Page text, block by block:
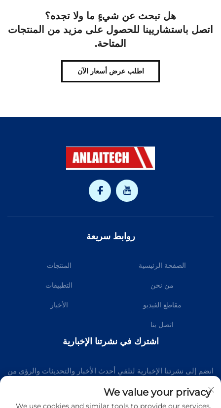
هل تبحث عن شيءٍ ما ولا تجده؟
اتصل باستشاريينا للحصول على مزيد من المنتجات
المتاحة.
اطلب عرض أسعار الآن
روابط سريعة
الصفحة الرئيسية المنتجات
من نحن التطبيقات
مقاطع الفيديو الأخبار
اتصل بنا
اشترك في نشرتنا الإخبارية
انضم إلى نشرتنا الإخبارية لتلقي أحدث الأخبار والتحديثات والرؤى من
فريقنا.
We value your privacy
We use cookies and similar tools to provide our services.